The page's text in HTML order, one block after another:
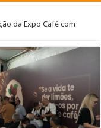
da Expo Café com